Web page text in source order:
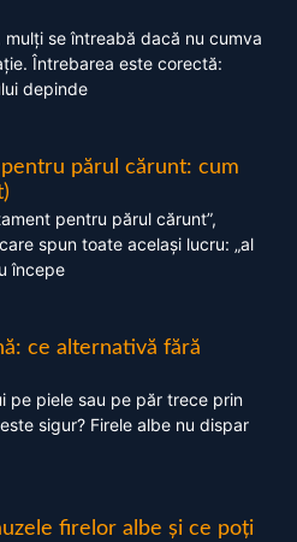
se întreabă dacă nu cumva
Întrebarea este corectă:
depinde
părul cărunt: cum
pentru părul cărunt”,
spun toate același lucru: „al
începe
ce alternativă fără
pe piele sau pe păr trece prin
sigur? Firele albe nu dispar
firelor albe și ce poți